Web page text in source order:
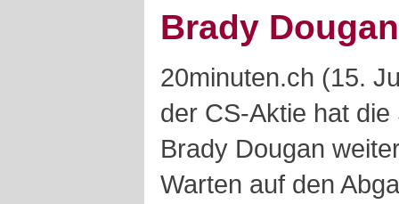
Brady
20minuten.ch (15.
der CS-Aktie hat
Brady Dougan
Warten auf den